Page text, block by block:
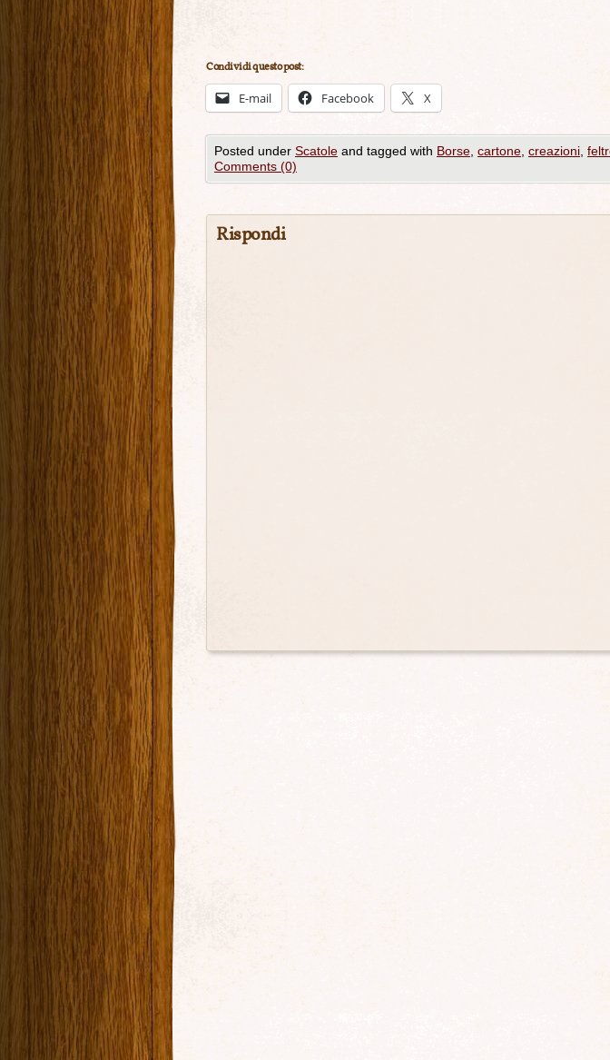
Condividi questo post:
E-mail Facebook X
Posted under Scatole and tagged with Borse cartone creazioni
Comments (0)
Rispondi